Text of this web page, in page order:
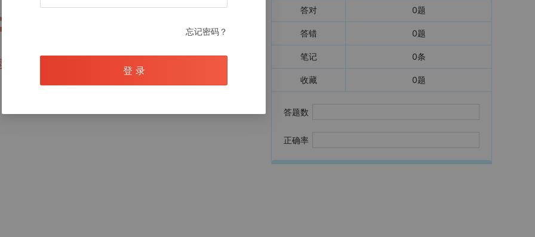
后查看
答对 0题
答错 0题
笔记 0条
收藏 0题
答题数
正确率
忘记密码？
登 录